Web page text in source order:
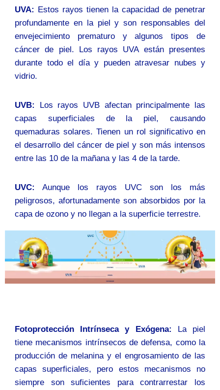
UVA: Estos rayos tienen la capacidad de penetrar
profundamente en la piel y son responsables del
envejecimiento prematuro y algunos tipos de
cáncer de piel. Los rayos UVA están presentes
durante todo el día y pueden atravesar nubes y
vidrio.
UVB:
Los rayos UVB afectan principalmente las
capas superficiales de la piel, causando
quemaduras solares. Tienen un rol significativo en
el desarrollo del cáncer de piel y son más intensos
entre las 10 de la mañana y las 4 de la tarde.
UVC:
Aunque los rayos UVC son los más
peligrosos, afortunadamente son absorbidos por la
capa de ozono y no llegan a la superficie terrestre.
Fotoprotección Intrínseca y Exógena: La piel
tiene mecanismos intrínsecos de defensa, como la
producción de melanina y el engrosamiento de las
capas superficiales, pero estos mecanismos no
siempre son suficientes para contrarrestar los